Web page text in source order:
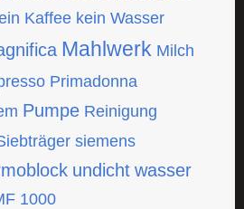
Kaffee kein Wasser
Mahlwerk Milch
Primadonna
Pumpe Reinigung
siemens
undicht wasser
1000